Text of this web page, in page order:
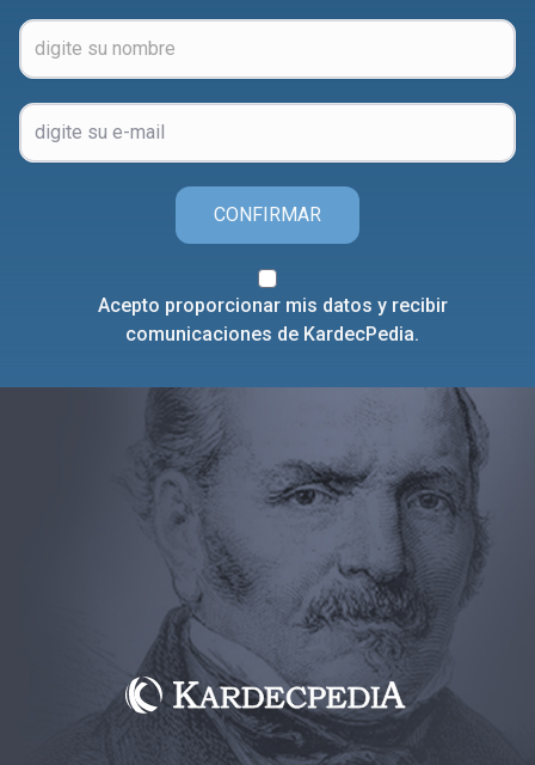
CONFIRMAR
Acepto proporcionar mis datos y recibir
comunicaciones de KardecPedia.